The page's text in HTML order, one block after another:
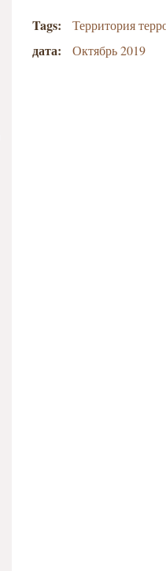
Tags: Территория
дата: Октябрь 2019